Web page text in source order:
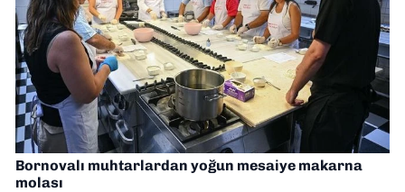
Bornovalı muhtarlardan yoğun mesaiye makarna
molası